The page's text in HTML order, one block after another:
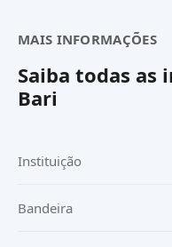
MAIS INFORMAÇÕES
Saiba todas as
Bari
Instituição
Bandeira